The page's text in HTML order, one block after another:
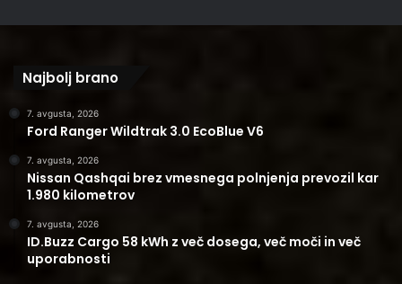
Najbolj brano
7. avgusta, 2026
Ford Ranger Wildtrak 3.0 EcoBlue V6
7. avgusta, 2026
Nissan Qashqai brez vmesnega polnjenja prevozil kar
1.980 kilometrov
7. avgusta, 2026
ID.Buzz Cargo 58 kWh z več dosega, več moči in več
uporabnosti